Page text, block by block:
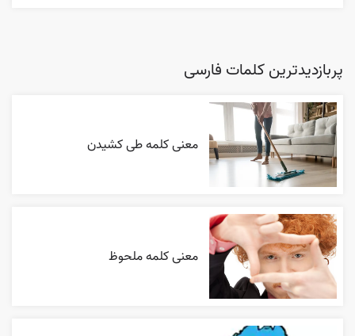
پربازدیدترین کلمات فارسی
معنی کلمه طی کشیدن
معنی کلمه ملحوظ